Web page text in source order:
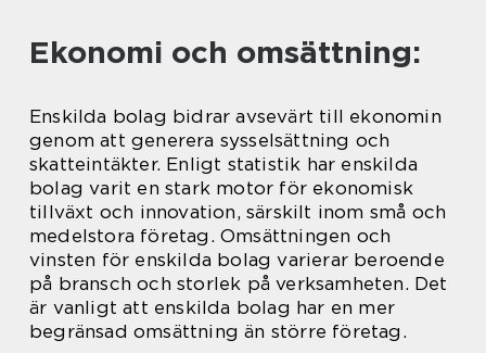
Ekonomi och omsättning:
Enskilda bolag bidrar avsevärt till ekonomin
genom att generera sysselsättning och
skatteintäkter. Enligt statistik har enskilda
bolag varit en stark motor för ekonomisk
tillväxt och innovation, särskilt inom små och
medelstora företag. Omsättningen och
vinsten för enskilda bolag varierar beroende
på bransch och storlek på verksamheten. Det
är vanligt att enskilda bolag har en mer
begränsad omsättning än större företag.